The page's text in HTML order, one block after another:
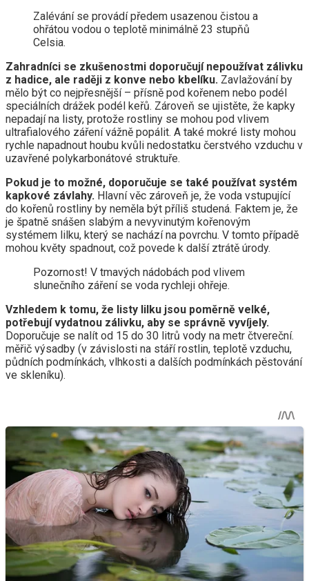
Zalévání se provádí předem usazenou čistou a
ohřátou vodou o teplotě minimálně 23 stupňů
Celsia.
Zahradníci se zkušenostmi doporučují nepoužívat zálivku
z hadice, ale raději z konve nebo kbelíku. Zavlažování by
mělo být co nejpřesnější – přísně pod kořenem nebo podél
speciálních drážek podél keřů. Zároveň se ujistěte, že kapky
nepadají na listy, protože rostliny se mohou pod vlivem
ultrafialového záření vážně popálit. A také mokré listy mohou
rychle napadnout houbu kvůli nedostatku čerstvého vzduchu v
uzavřené polykarbonátové struktuře.
Pokud je to možné, doporučuje se také používat systém
kapkové závlahy. Hlavní věc zároveň je, že voda vstupující
do kořenů rostliny by neměla být příliš studená. Faktem je, že
je špatně snášen slabým a nevyvinutým kořenovým
systémem lilku, který se nachází na povrchu. V tomto případě
mohou květy spadnout, což povede k další ztrátě úrody.
Pozornost! V tmavých nádobách pod vlivem
slunečního záření se voda rychleji ohřeje.
Vzhledem k tomu, že listy lilku jsou poměrně velké,
potřebují vydatnou zálivku, aby se správně vyvíjely.
Doporučuje se nalít od 15 do 30 litrů vody na metr čtvereční.
měřič výsadby (v závislosti na stáří rostlin, teplotě vzduchu,
půdních podmínkách, vlhkosti a dalších podmínkách pěstování
ve skleníku).